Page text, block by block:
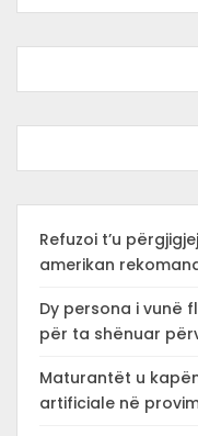
Refuzoi t’u
amerikan
Dy persona i vunë
për ta shënuar
Maturantët u
artificiale në